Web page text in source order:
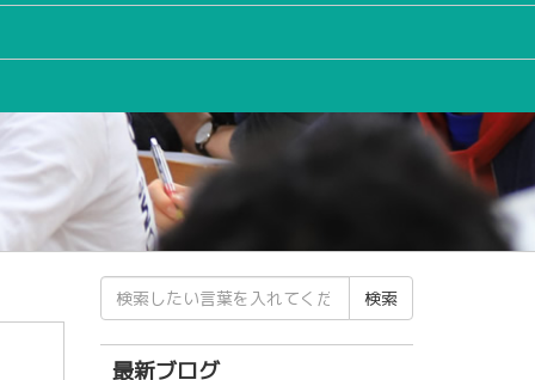
検
索
結
果:
最新ブログ